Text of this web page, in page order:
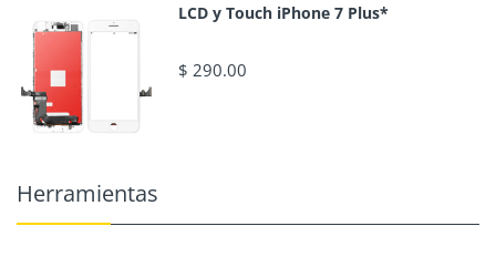
LCD y Touch iPhone 7 Plus*
$ 290.00
Herramientas